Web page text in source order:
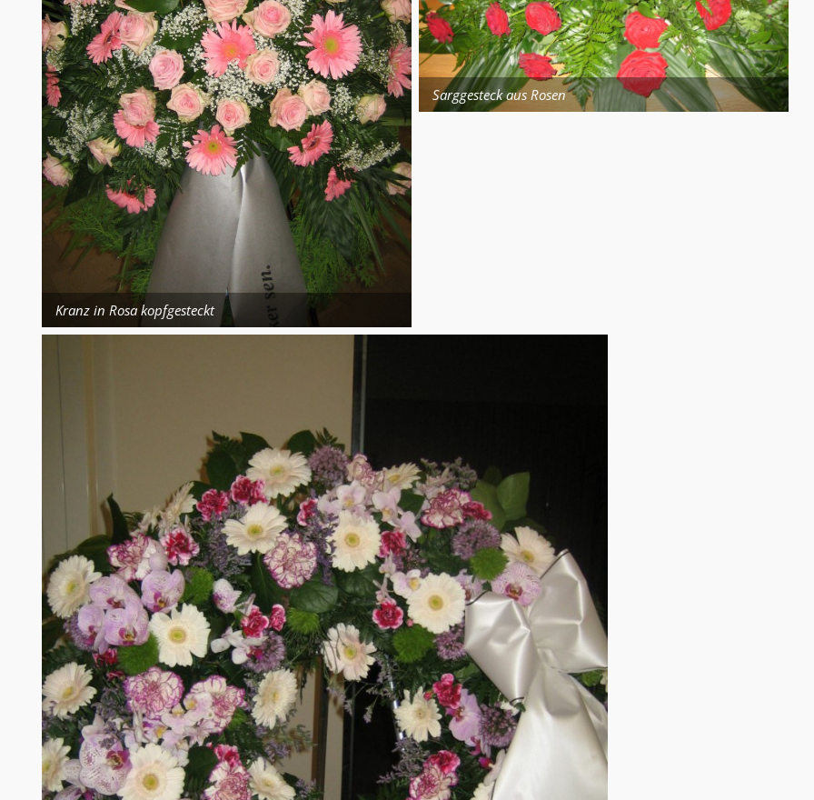
Kranz in Rosa kopfgesteckt
Sarggesteck aus Rosen